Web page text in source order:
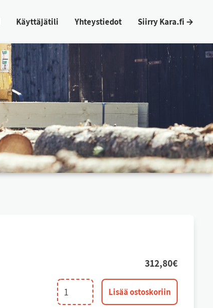
Käyt­tä­jä­ti­li Yh­teys­tie­dot Siir­ry Ka­ra.fi →
312,80€
Pintapyörän
jousipaketti
Lisää ostoskoriin